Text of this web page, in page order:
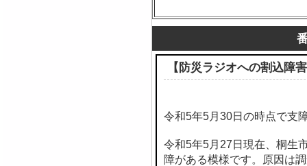
【防災ラジオへの割込障
令和5年5月30日の時点で支
令和5年5月27日現在、桐生
障がある模様です。原因は